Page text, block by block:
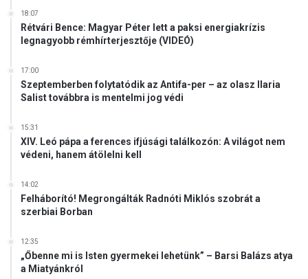
18:07
Rétvári Bence: Magyar Péter lett a paksi energiakrízis
legnagyobb rémhírterjesztője (VIDEÓ)
17:00
Szeptemberben folytatódik az Antifa-per – az olasz Ilaria
Salist továbbra is mentelmi jog védi
15:31
XIV. Leó pápa a ferences ifjúsági találkozón: A világot nem
védeni, hanem átölelni kell
14:02
Felháborító! Megrongálták Radnóti Miklós szobrát a
szerbiai Borban
12:35
„Őbenne mi is Isten gyermekei lehetünk” – Barsi Balázs atya
a Miatyánkról